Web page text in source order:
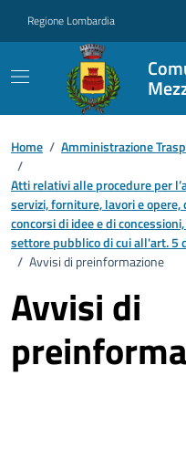
Regione Lombardia
Home / Amministrazione
/
Atti relativi alle procedure per
servizi, forniture, lavori e
concorsi di idee e di
settore pubblico di cui all'art. 5
/ Avvisi di preinformazione
Avvisi di